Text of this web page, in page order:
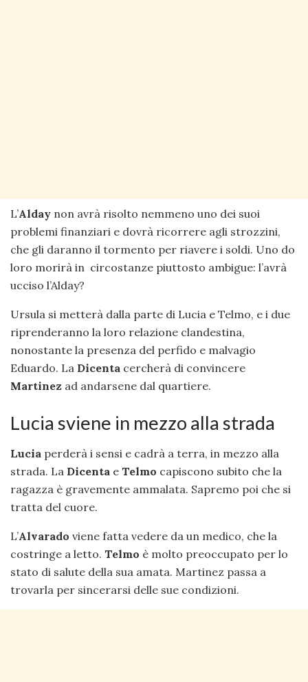
L’Alday non avrà risolto nemmeno uno dei suoi
problemi finanziari e dovrà ricorrere agli strozzini,
che gli daranno il tormento per riavere i soldi. Uno do
loro morirà in circostanze piuttosto ambigue: l’avrà
ucciso l’Alday?
Ursula si metterà dalla parte di Lucia e Telmo, e i due
riprenderanno la loro relazione clandestina,
nonostante la presenza del perfido e malvagio
Eduardo. La Dicenta cercherà di convincere
Martinez ad andarsene dal quartiere.
Lucia sviene in mezzo alla strada
Lucia perderà i sensi e cadrà a terra, in mezzo alla
strada. La Dicenta e Telmo capiscono subito che la
ragazza è gravemente ammalata. Sapremo poi che si
tratta del cuore.
L’Alvarado viene fatta vedere da un medico, che la
costringe a letto. Telmo è molto preoccupato per lo
stato di salute della sua amata. Martinez passa a
trovarla per sincerarsi delle sue condizioni.